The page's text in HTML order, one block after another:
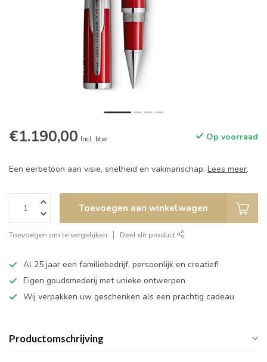
€1.190,00 Incl. btw Op voorraad
Een eerbetoon aan visie, snelheid en vakmanschap. Lees meer.
Toevoegen aan winkelwagen
Toevoegen om te vergelijken Deel dit product
Al 25 jaar een familiebedrijf, persoonlijk en creatief!
Eigen goudsmederij met unieke ontwerpen
Wij verpakken uw geschenken als een prachtig cadeau
Productomschrijving